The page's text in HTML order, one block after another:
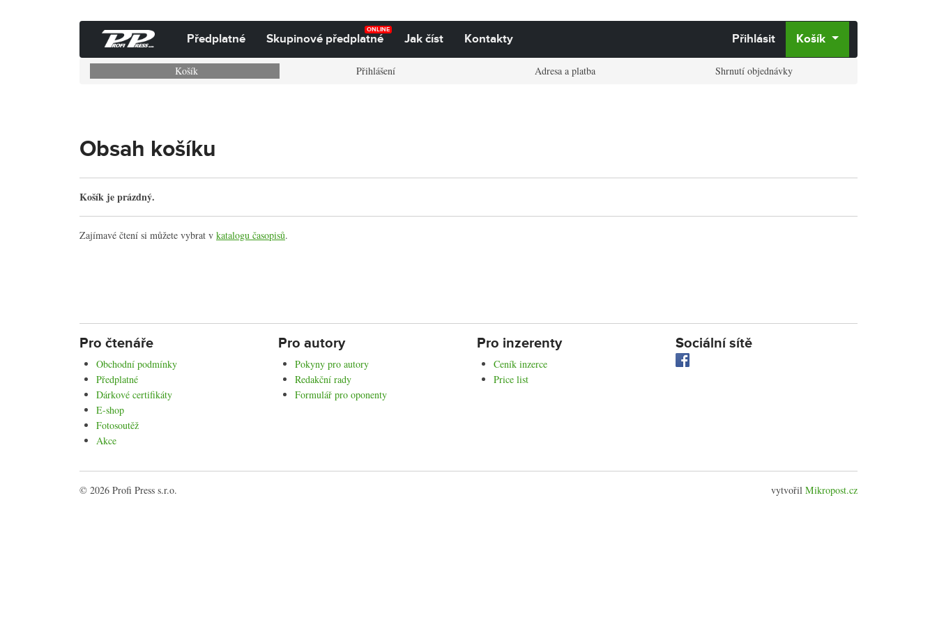
Předplatné
ONLINE
Skupinové předplatné Jak číst Kontakty Přihlásit Košík
Košík Přihlášení Adresa a platba Shrnutí objednávky
Obsah košíku
Košík je prázdný.
Zajímavé čtení si můžete vybrat v katalogu časopisů.
Pro čtenáře
Obchodní podmínky
Předplatné
Dárkové certifikáty
E-shop
Fotosoutěž
Akce
Pro autory
Pokyny pro autory
Redakční rady
Formulář pro oponenty
Pro inzerenty
Ceník inzerce
Price list
Sociální sítě
© 2026 Profi Press s.r.o. vytvořil Mikropost.cz